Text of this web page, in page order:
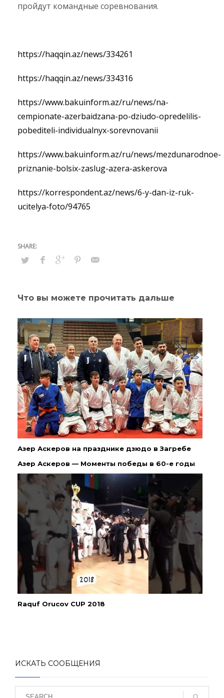
пройдут командные соревнования.
https://haqqin.az/news/334261
https://haqqin.az/news/334316
https://www.bakuinform.az/ru/news/na-
cempionate-azerbaidzana-po-dziudo-opredelilis-
pobediteli-individualnyx-sorevnovanii
https://www.bakuinform.az/ru/news/mezdunarodnoe-
priznanie-bolsix-zaslug-azera-askerova
https://korrespondent.az/news/6-y-dan-iz-ruk-
ucitelya-foto/94765
Что вы можете прочитать дальше
Азер Аскеров на празднике дзюдо в Загребе
Азер Аскеров — Моменты победы в 60-е годы
Raquf Orucov CUP 2018
ИСКАТЬ СООБЩЕНИЯ